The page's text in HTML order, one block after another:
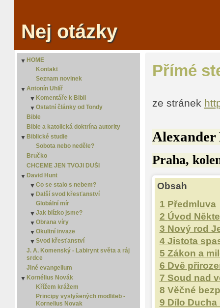
Nej otázky
▼ HOME
Kontakt
Seznam novinek
▼ Antonín Uhlíř
▼ Komentáře k Bibli
▼1 Samuelova
▼
2. Janův
3. Janův
▼1. Korintským
2. Korintským
▼1. Královská
2. Královská
▼1. Letopisy
▼1. Mojžíšova
2. Mojžíšova
3. Mojžíšova
4. Mojžíšova
5 Mojžíšova
▼1. Petrova
2. Petrova
▼1. Tesalonickým
2. Tesalonickým
▼ 1. Timoteovi
2. Timoteovi
Abakuk
Abdiáš
Ageus
Apokalypsa
Daniel
Efezským
Efezským
Ezdráš
Ezechiel
Filemon
Filipským
Galatským
▼ Ostatní články od Tondy
Islám
Jediná cesta
Jidáš Iškariotský
Jistota
Kdo odvalil kámen?
Kterou?
Moudrost
New Age
Náboženství versus křesťanství
Osamělý spasitel
Porozumět slovu
Smrt
Spása je zadarmo
Zlý sen
Bible
Bible a katolická doktrína autority
▼ Biblické studie
Sobota nebo neděle?
Bručko
CHCEME JEN TVOJI DUŠI
▼ David Hunt
▼ Co se stalo s nebem?
Co se stalo s nebem? - 2
Co se stalo s nebem? - 3
Co se stalo s nebem? - 4
▼ Další svod křesťanství
Další svod křesťanství 2
Další svod křesťanství 3
Globální mír
▼ Jak blízko jsme?
Jak blízko jsme? 2
Jak blízko jsme? 3
Jak blízko jsme? 4
Jak blízko jsme? 5
▼ Obrana víry
Obrana víry 2
Obrana víry 3
▼ Okultní invaze
▼Okultní invaze 2
Okultní invaze 3
▼ Svod křesťanství
Svod křesťanství 2
J. A. Komenský - Labirynt světa a ráj
srdce
Jiné evangelium
▼ Kornélius Novák
Křížem krážem
Principy vyslyšených modliteb -
Kornelius Novak
Přímé
ze stránek
Praha,
Obsah
1 Předmluva
2 Úvod
3 Nový rod
4 Jistota
5 Zákon a
6 Dvě
7 Soud nad
8 Věčné
9 Dílo